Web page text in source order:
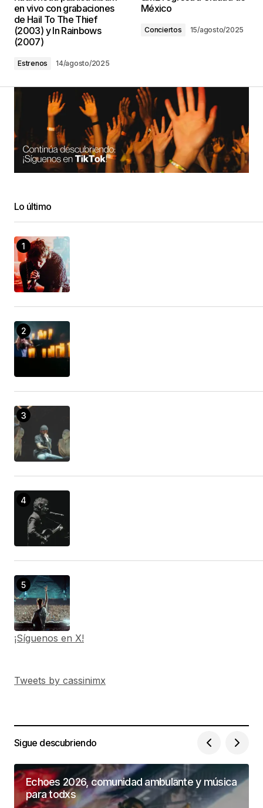
en vivo con grabaciones
de Hail To The Thief
(2003) y In Rainbows
(2007)
Estrenos 14/agosto/2025
México
Conciertos 15/agosto/2025
Lo último
¡Síguenos en X!
Tweets by cassinimx
Sigue descubriendo
Echoes 2026, comunidad ambulante y música
para todxs